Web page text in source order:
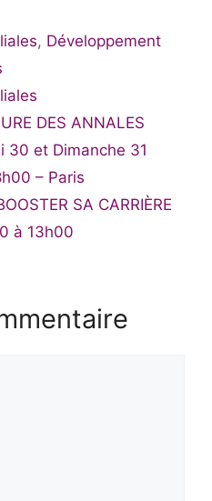
, Développement
DES ANNALES
30 et Dimanche 31
– Paris
SA CARRIÈRE
à 13h00